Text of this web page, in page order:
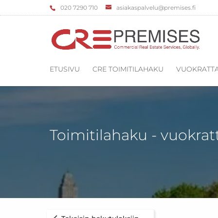
‌020 7290 710 asiakaspalvelu@premises.fi
ETUSIVU CRE TOIMITILAHAKU
Toimitilahaku -